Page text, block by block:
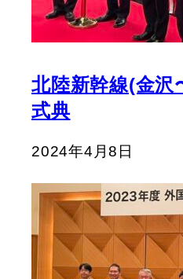
北陸新幹線(金沢
式典
2024年4月8日